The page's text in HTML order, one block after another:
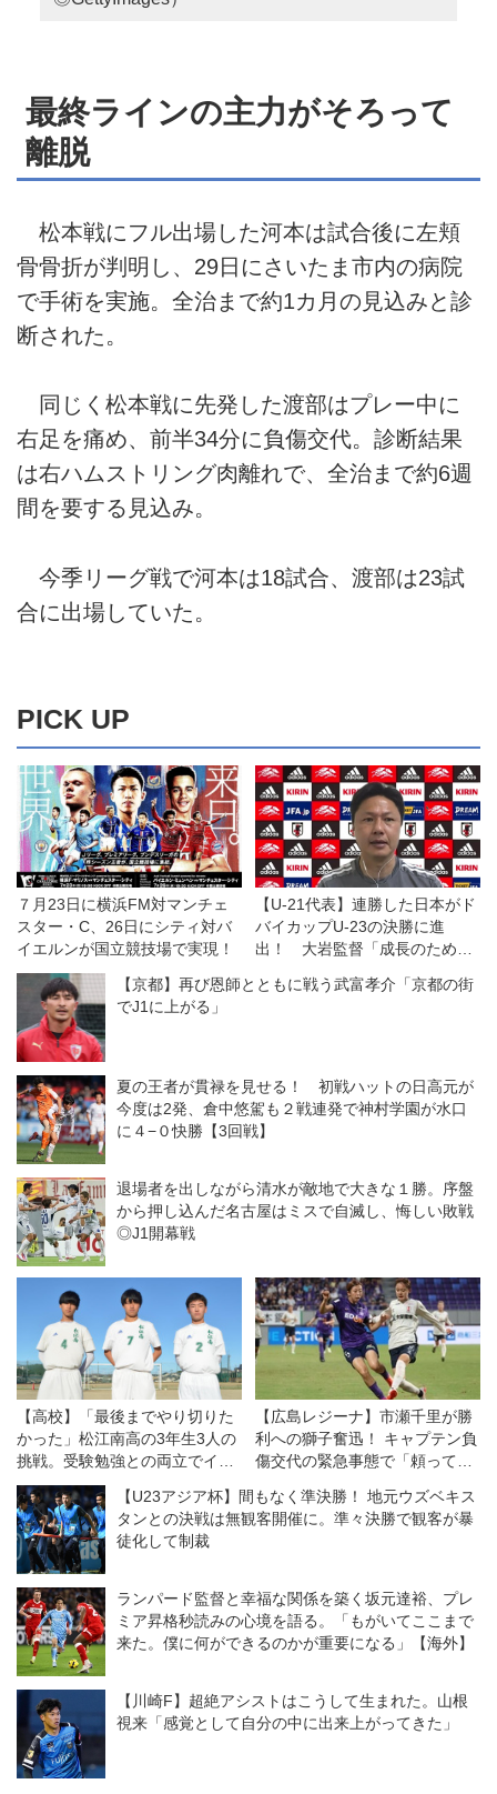
最終ラインの主力がそろって
離脱
松本戦にフル出場した河本は試合後に左頬
骨骨折が判明し、29日にさいたま市内の病院
で手術を実施。全治まで約1カ月の見込みと診
断された。
同じく松本戦に先発した渡部はプレー中に
右足を痛め、前半34分に負傷交代。診断結果
は右ハムストリング肉離れで、全治まで約6週
間を要する見込み。
今季リーグ戦で河本は18試合、渡部は23試
合に出場していた。
PICK UP
７月23日に横浜FM対マンチェ
スター・C、26日にシティ対バ
イエルンが国立競技場で実現！
【U-21代表】連勝した日本がド
バイカップU-23の決勝に進
出！ 大岩監督「成長のための
【京都】再び恩師とともに戦う武富孝介「京都の街
でJ1に上がる」
夏の王者が貫禄を見せる！ 初戦ハットの日高元が
今度は2発、倉中悠駕も２戦連発で神村学園が水口
に４−０快勝【3回戦】
退場者を出しながら清水が敵地で大きな１勝。序盤
から押し込んだ名古屋はミスで自滅し、悔しい敗戦
◎J1開幕戦
【高校】「最後までやり切りた
かった」松江南高の3年生3人の
挑戦。受験勉強との両立でイン
ターハイ予選の雪辱を
【広島レジーナ】市瀬千里が勝
利への獅子奮迅！ キャプテン負
傷交代の緊急事態で「頼ってき
【U23アジア杯】間もなく準決勝！ 地元ウズベキス
タンとの決戦は無観客開催に。準々決勝で観客が暴
徒化して制裁
ランパード監督と幸福な関係を築く坂元達裕、プレ
ミア昇格秒読みの心境を語る。「もがいてここまで
来た。僕に何ができるのかが重要になる」【海外】
【川崎F】超絶アシストはこうして生まれた。山根
視来「感覚として自分の中に出来上がってきた」